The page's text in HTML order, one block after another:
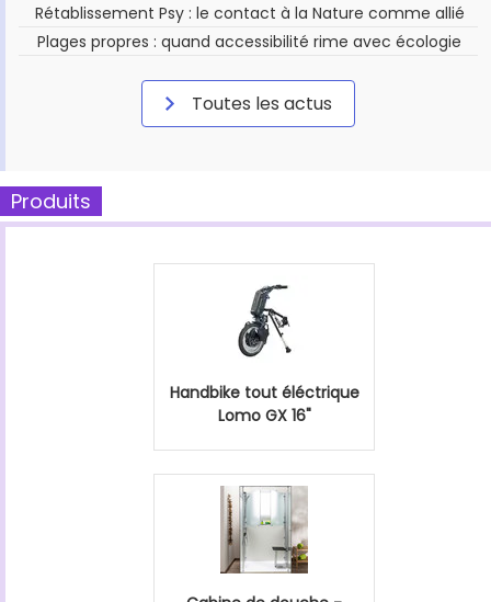
Rétablissement Psy : le contact à la Nature comme allié
Plages propres : quand accessibilité rime avec écologie
Toutes les actus
Produits
Handbike tout éléctrique
Lomo GX 16"